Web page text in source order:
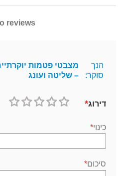
reviews
הנך
סוקר:
מצבטי פטמות
– שליטה ועונג
דירוג
כינוי
סיכום